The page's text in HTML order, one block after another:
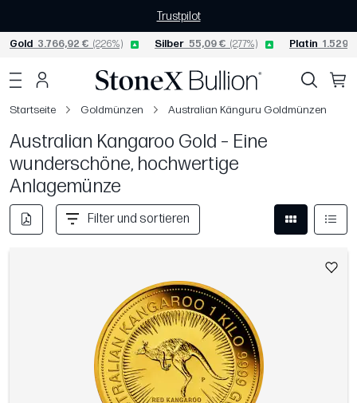
Trustpilot
Gold 3.766,92 € (2,26%) Silber 55,09 € (2,77%) Platin
Startseite Goldmünzen Australian Känguru Goldmünzen
Australian Kangaroo Gold – Eine
wunderschöne, hochwertige
Anlagemünze
Filter und sortieren